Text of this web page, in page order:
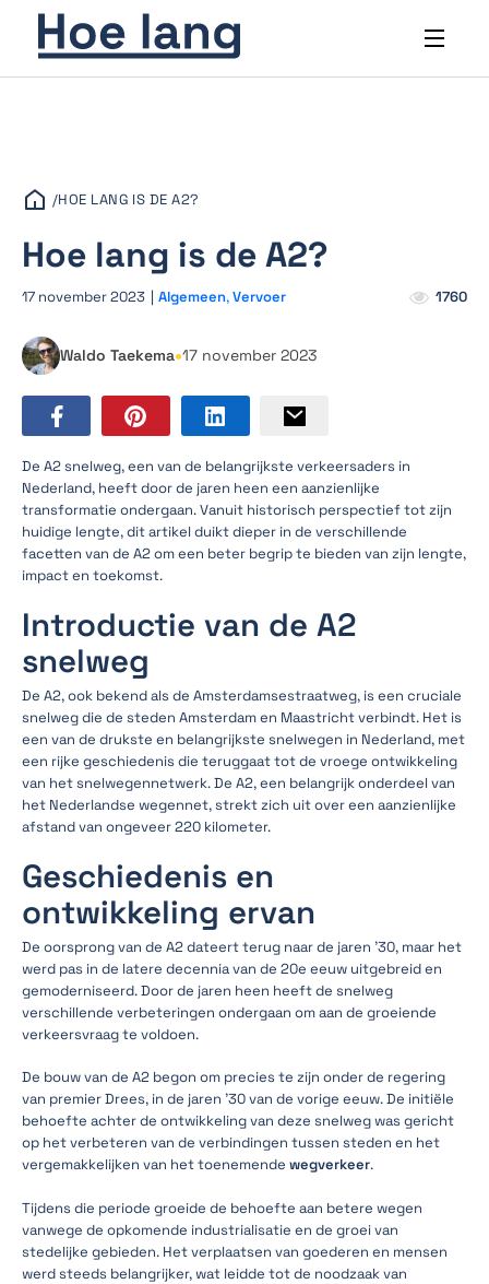
/HOE LANG IS DE A2?
Hoe lang is de A2?
17 november 2023 | Algemeen,Vervoer 1760
Waldo Taekema•17 november 2023
De A2 snelweg, een van de belangrijkste verkeersaders in
Nederland, heeft door de jaren heen een aanzienlijke
transformatie ondergaan. Vanuit historisch perspectief tot zijn
huidige lengte, dit artikel duikt dieper in de verschillende
facetten van de A2 om een beter begrip te bieden van zijn lengte,
impact en toekomst.
Introductie van de A2
snelweg
De A2, ook bekend als de Amsterdamsestraatweg, is een cruciale
snelweg die de steden Amsterdam en Maastricht verbindt. Het is
een van de drukste en belangrijkste snelwegen in Nederland, met
een rijke geschiedenis die teruggaat tot de vroege ontwikkeling
van het snelwegennetwerk. De A2, een belangrijk onderdeel van
het Nederlandse wegennet, strekt zich uit over een aanzienlijke
afstand van ongeveer 220 kilometer.
Geschiedenis en
ontwikkeling ervan
De oorsprong van de A2 dateert terug naar de jaren '30, maar het
werd pas in de latere decennia van de 20e eeuw uitgebreid en
gemoderniseerd. Door de jaren heen heeft de snelweg
verschillende verbeteringen ondergaan om aan de groeiende
verkeersvraag te voldoen.
De bouw van de A2 begon om precies te zijn onder de regering
van premier Drees, in de jaren '30 van de vorige eeuw. De initiële
behoefte achter de ontwikkeling van deze snelweg was gericht
op het verbeteren van de verbindingen tussen steden en het
vergemakkelijken van het toenemende wegverkeer.
Tijdens die periode groeide de behoefte aan betere wegen
vanwege de opkomende industrialisatie en de groei van
stedelijke gebieden. Het verplaatsen van goederen en mensen
werd steeds belangrijker, wat leidde tot de noodzaak van